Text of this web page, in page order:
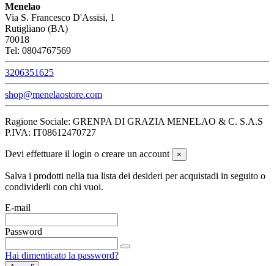
Menelao
Via S. Francesco D'Assisi, 1
Rutigliano (BA)
70018
Tel: 0804767569
3206351625
shop@menelaostore.com
Ragione Sociale: GRENPA DI GRAZIA MENELAO & C. S.A.S
P.IVA: IT08612470727
Devi effettuare il login o creare un account ×
Salva i prodotti nella tua lista dei desideri per acquistadi in seguito o
condividerli con chi vuoi.
E-mail
Password
Hai dimenticato la password?